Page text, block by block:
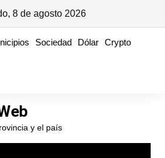
8 de agosto 2026
Sociedad Dólar Crypto
y el país